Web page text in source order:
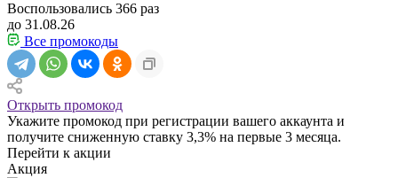
Воспользовались 366 раз
до 31.08.26
Все промокоды
Открыть промокод
Укажите промокод при регистрации вашего аккаунта и
получите сниженную ставку 3,3% на первые 3 месяца.
Перейти к акции
Акция